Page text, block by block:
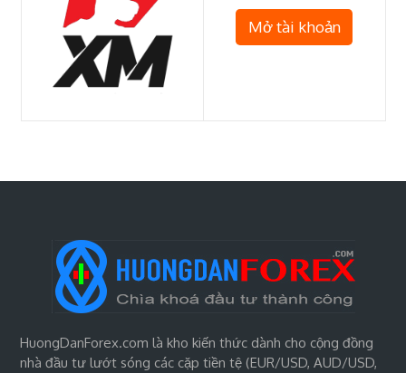
Mở tài khoản
HuongDanForex.com là kho kiến thức dành cho cộng đồng
nhà đầu tư lướt sóng các cặp tiền tệ (EUR/USD, AUD/USD,